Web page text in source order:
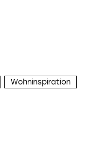
Wohninspiration